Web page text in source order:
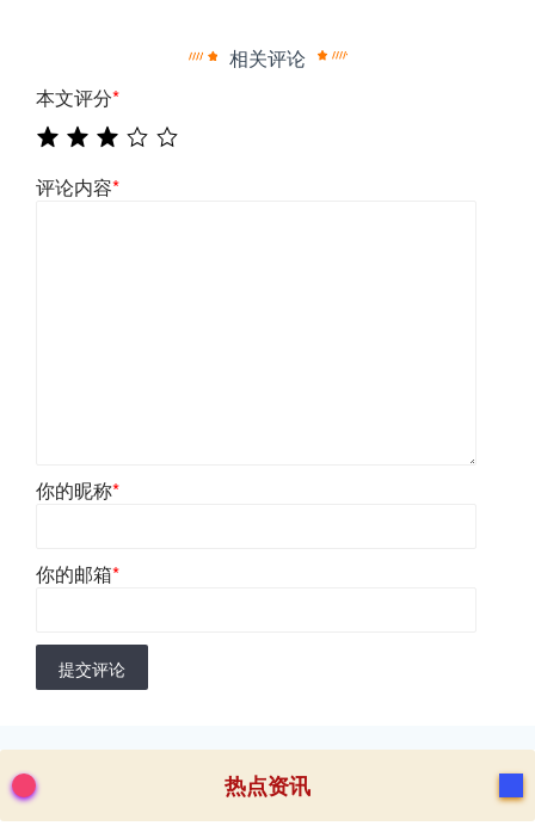
相关评论
本文评分*
评论内容*
你的昵称*
你的邮箱*
提交评论
热点资讯